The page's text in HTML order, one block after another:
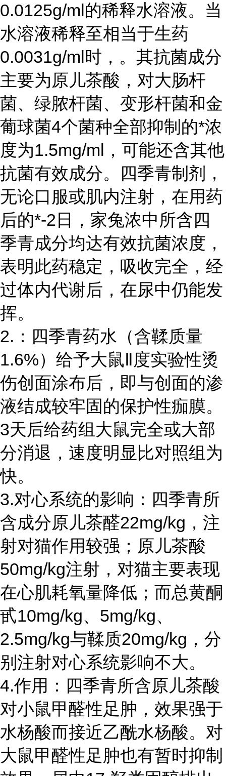
0.0125g/ml的稀释水溶液。当
水溶液稀释至相当于生药
0.0031g/ml时，。其抗菌成分
主要为原儿茶酸，对大肠杆
菌、绿脓杆菌、变形杆菌和金
葡球菌4个菌种全部抑制的*浓
度为1.5mg/ml，可能还含其他
抗菌有效成分。四季青制剂，
无论口服或肌内注射，在用药
后的*-2日，家兔浓中所含四
季青成分均达有效抗菌浓度，
表明此药稳定，吸收完全，经
过体内代谢后，在尿中仍能发
挥。
2.：四季青药水（含鞣质量
1.6%）给予大鼠Ⅱ度实验性烫
伤创面涂布后，即与创面的渗
液结成较牢固的保护性痂膜。
3天后给药组大鼠完全或大部
分消退，速度明显比对照组为
快。
3.对心系统的影响：四季青所
含成分原儿茶醛22mg/kg，注
射对猫作用较强；原儿茶酸
50mg/kg注射，对猫主要表现
在心肌耗氧量降低；而总黄酮
甙10mg/kg、5mg/kg、
2.5mg/kg与鞣质20mg/kg，分
别注射对心系统影响不大。
4.作用：四季青所含原儿茶酸
对小鼠甲醛性足肿，效果强于
水杨酸而接近乙酰水杨酸。对
大鼠甲醛性足肿也有暂时抑制